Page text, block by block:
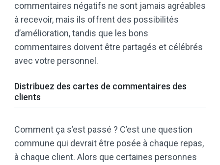
commentaires négatifs ne sont jamais agréables
à recevoir, mais ils offrent des possibilités
d’amélioration, tandis que les bons
commentaires doivent être partagés et célébrés
avec votre personnel.
Distribuez des cartes de commentaires des
clients
Comment ça s’est passé ? C’est une question
commune qui devrait être posée à chaque repas,
à chaque client. Alors que certaines personnes